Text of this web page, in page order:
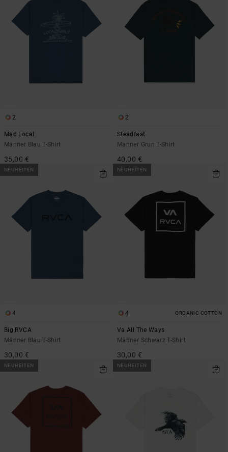
2
Mad Local
Männer Blau T-Shirt
35,00 €
2
Steadfast
Männer Grün T-Shirt
40,00 €
NEUHEITEN
4
Big RVCA
Männer Blau T-Shirt
30,00 €
NEUHEITEN
4 ORGANIC COTTON
Va All The Ways
Männer Schwarz T-Shirt
30,00 €
NEUHEITEN NEUHEITEN